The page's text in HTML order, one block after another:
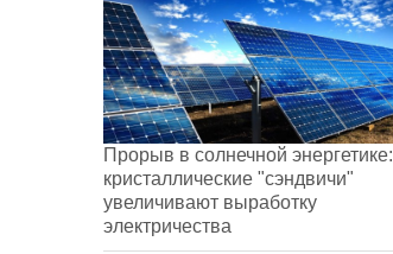
Прорыв в солнечной энергетике:
кристаллические "сэндвичи"
увеличивают выработку
электричества